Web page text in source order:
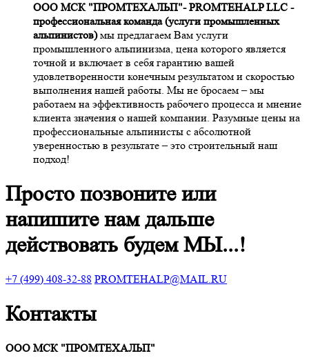
ООО МСК "ПРОМТЕХАЛЬП"- PROMTEHALP LLC -
профессиональная команда (услуги промышленных
альпинистов)мы предлагаем Вам услуги
промышленного альпинизма, цена которого является
точной и включает в себя гарантию вашей
удовлетворенности конечным результатом и скоростью
выполнения нашей работы. Мы не бросаем – мы
работаем на эффективность рабочего процесса и мнение
клиента значения о нашей компании. Разумные цены на
профессиональные альпинисты с абсолютной
уверенностью в результате – это строительный наш
подход!
Просто позвоните или
напишите нам дальше
действовать будем МЫ...!
+7 (499) 408-32-88 PROMTEHALP@MAIL.RU
Контакты
ООО МСК "ПРОМТЕХАЛЬП"